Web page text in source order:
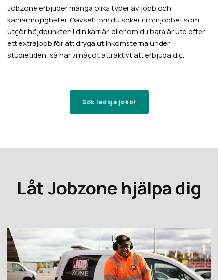
Jobzone erbjuder många olika typer av jobb och
karriärmöjligheter. Oavsett om du söker drömjobbet som
utgör höjdpunkten i din karriär, eller om du bara är ute efter
ett extrajobb för att dryga ut inkomsterna under
studietiden, så har vi något attraktivt att erbjuda dig.
Sök lediga jobb!
Låt Jobzone hjälpa dig